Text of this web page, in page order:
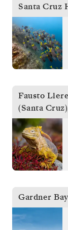
Santa Cruz
Fausto
(Santa Cruz)
Gardner